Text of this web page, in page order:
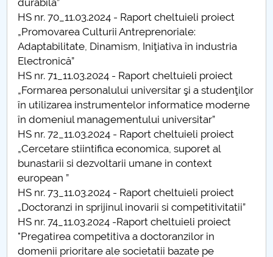
Hotărâri Senat din 25 aprilie 2024
Hotărâri Senat din 13 mai 2024
Hotărâri Senat din 19 decembrie 2024
durabilă”
HS nr. 70_11.03.2024 - Raport cheltuieli proiect
„Promovarea Culturii Antreprenoriale:
Adaptabilitate, Dinamism, Iniţiativa în industria
Electronică”
HS nr. 71_11.03.2024 - Raport cheltuieli proiect
„Formarea personalului universitar şi a studenţilor
în utilizarea instrumentelor informatice moderne
în domeniul managementului universitar”
HS nr. 72_11.03.2024 - Raport cheltuieli proiect
„Cercetare stiintifica economica, suporet al
bunastarii si dezvoltarii umane in context
european ”
HS nr. 73_11.03.2024 - Raport cheltuieli proiect
„Doctoranzi in sprijinul inovarii si competitivitatii”
HS nr. 74_11.03.2024 -Raport cheltuieli proiect
"Pregatirea competitiva a doctoranzilor in
domenii prioritare ale societatii bazate pe